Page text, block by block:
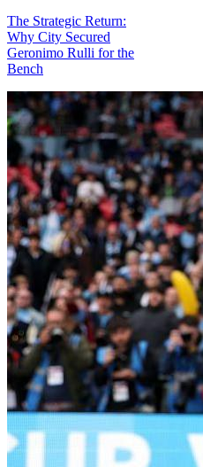
The Strategic Return:
Why City Secured
Geronimo Rulli for the
Bench